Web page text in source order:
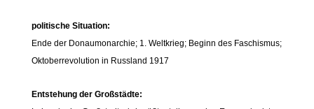
politische Situation:
Ende der Donaumonarchie; 1. Weltkrieg; Beginn des Faschismus;
Oktoberrevolution in Russland 1917
Entstehung der Großstädte: